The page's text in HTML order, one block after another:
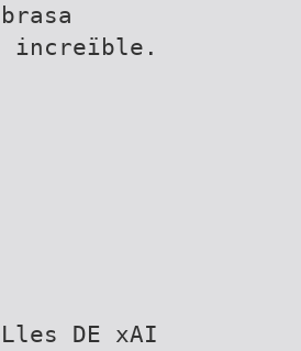
increïble.
DE xAI